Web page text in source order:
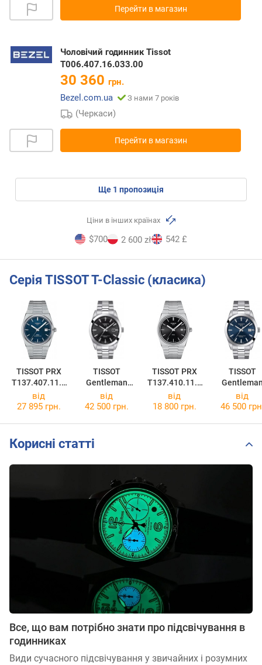
Перейти в магазин
Чоловічий годинник Tissot
T006.407.16.033.00
30 360 грн.
Bezel.com.ua
З нами 7 років
(Черкаси)
Перейти в магазин
ще 1 пропозиція
Ціни в інших країнах
$700 2 600 zł 542 £
Серія TISSOT T-Classic (класика)
TISSOT PRX
T137.407.11.0
41.00
TISSOT
Gentleman
Powermatic 80
Silicium
51.00
TISSOT PRX
T137.410.11.0
51.00
TISSOT
Powermatic
Silicium
41.00
від
27 895 грн.
від
42 500 грн.
від
18 800 грн.
від
46 500
Корисні статті
Все, що вам потрібно знати про підсвічування в
годинниках
Види сучасного підсвічування у звичайних і розумних